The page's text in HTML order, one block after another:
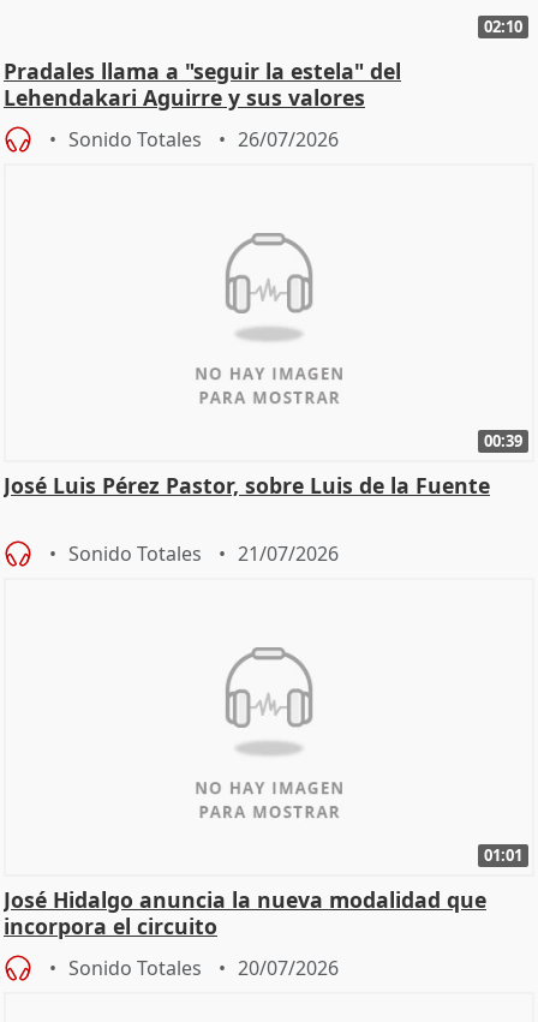
02:10
Pradales llama a "seguir la estela" del
Lehendakari Aguirre y sus valores
Sonido Totales 26/07/2026
00:39
José Luis Pérez Pastor, sobre Luis de la Fuente
Sonido Totales 21/07/2026
01:01
José Hidalgo anuncia la nueva modalidad que
incorpora el circuito
Sonido Totales 20/07/2026